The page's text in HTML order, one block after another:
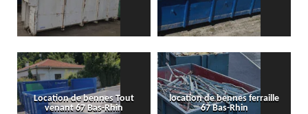
Location de bennes Tout
venant 67 Bas-Rhin
location de bennes ferraille
67 Bas-Rhin